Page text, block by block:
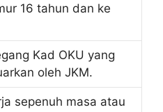
16 tahun dan ke
Kad OKU yang
oleh JKM.
sepenuh masa atau